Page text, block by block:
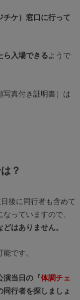
チケ）窓口に行って
ら入場できる ようで
写真付き証明書）は
？
後に同行者も含めて
っていますので、
どはありません。
です。
演当日の『 体調チェ
同行者を探しましょ